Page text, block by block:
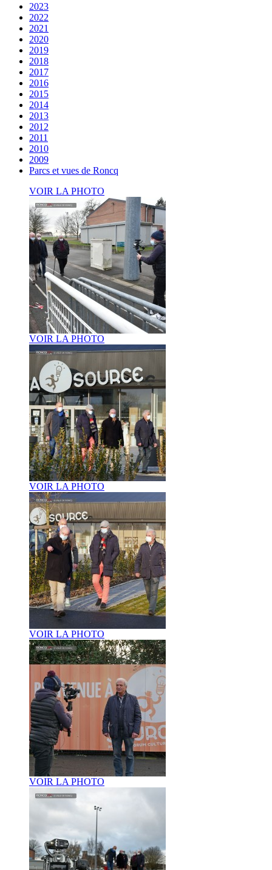
2023
2022
2021
2020
2019
2018
2017
2016
2015
2014
2013
2012
2011
2010
2009
Parcs et vues de Roncq
VOIR LA PHOTO
VOIR LA PHOTO
VOIR LA PHOTO
VOIR LA PHOTO
VOIR LA PHOTO